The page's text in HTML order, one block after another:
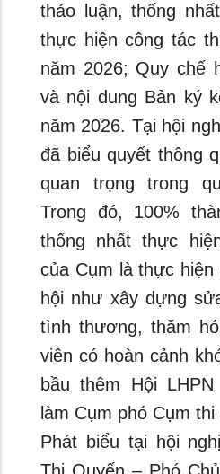
thảo luận, thống
thực hiện công tác
năm 2026; Quy chế
và nội dung Bản ký
năm 2026. Tại hội
đã biểu quyết thông
quan trọng trong
Trong đó, 100%
thống nhất thực
của Cụm là thực
hội như xây dựng
tình thương, thăm
viên có hoàn cảnh
bầu thêm Hội
làm Cụm phó Cụm
Phát biểu tại hội